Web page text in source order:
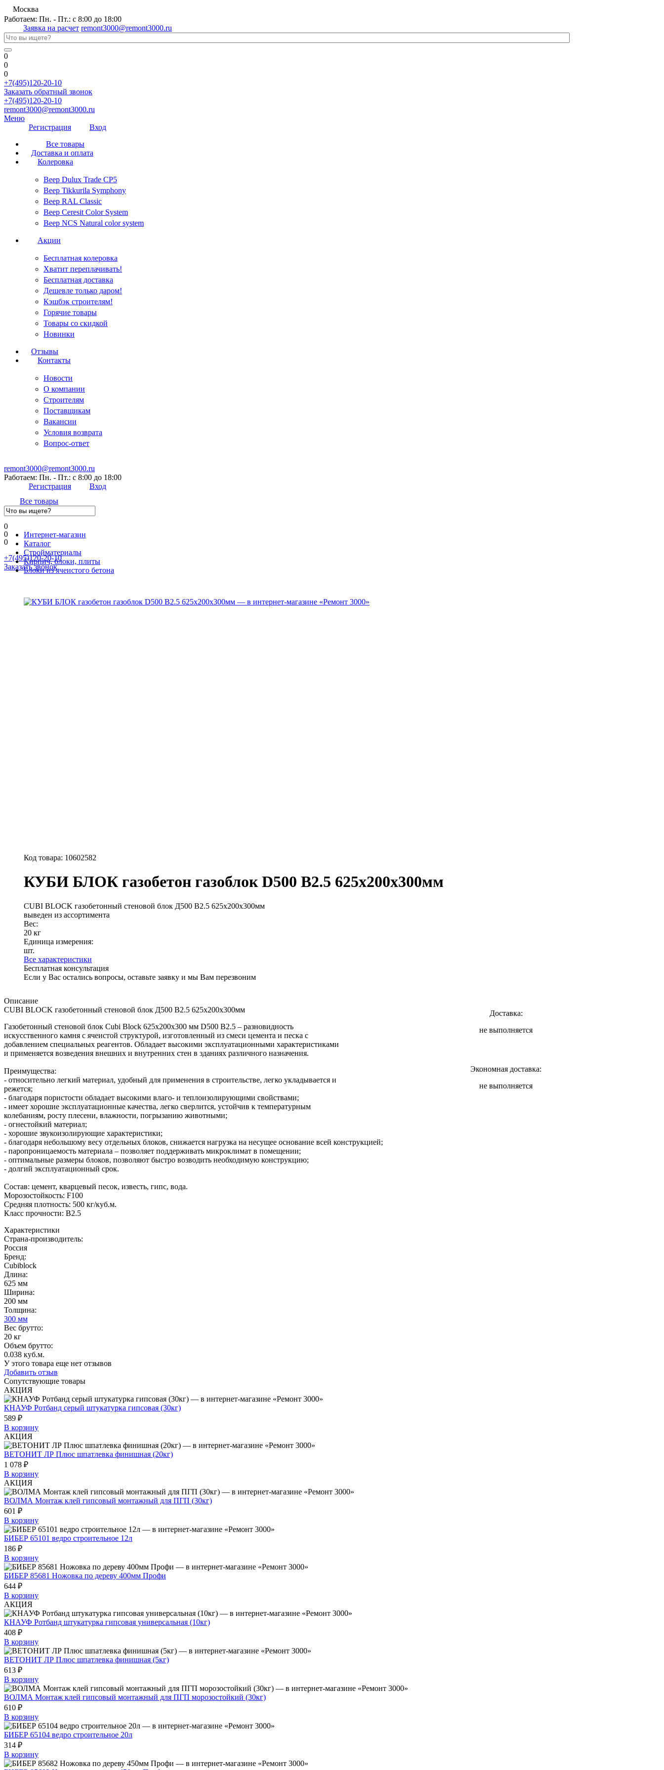
Москва
Работаем: Пн. - Пт.: с 8:00 до 18:00
Заявка на расчет remont3000@remont3000.ru
0
0
0
+7(495)120-20-10
Заказать обратный звонок
+7(495)120-20-10
remont3000@remont3000.ru
Меню
Регистрация
Вход
Все товары
Доставка и оплата
Колеровка
Веер Dulux Trade CP5
Веер Tikkurila Symphony
Веер RAL Classic
Веер Ceresit Color System
Веер NCS Natural color system
Акции
Бесплатная колеровка
Хватит переплачивать!
Бесплатная доставка
Дешевле только даром!
Кэшбэк строителям!
Горячие товары
Товары со скидкой
Новинки
Отзывы
Контакты
Новости
О компании
Строителям
Поставщикам
Вакансии
Условия возврата
Вопрос-ответ
remont3000@remont3000.ru
Работаем: Пн. - Пт.: с 8:00 до 18:00
Регистрация
Вход
Все товары
0
0
0
+7(495)120-20-10
Заказать звонок
Интернет-магазин
Каталог
Стройматериалы
Кирпич, блоки, плиты
Блоки из ячеистого бетона
Код товара: 10602582
КУБИ БЛОК газобетон газоблок D500 B2.5 625х200х300мм
CUBI BLOCK газобетонный стеновой блок Д500 B2.5 625х200х300мм
выведен из ассортимента
Вес:
20 кг
Единица измерения:
шт.
Все характеристики
Бесплатная консультация
Если у Вас остались вопросы, оставьте заявку и мы Вам перезвоним
Доставка:
не выполняется
Экономная доставка:
не выполняется
Описание
CUBI BLOCK газобетонный стеновой блок Д500 B2.5 625х200х300мм
Газобетонный стеновой блок Cubi Block 625х200х300 мм D500 B2.5 – разновидность
искусственного камня с ячеистой структурой, изготовленный из смеси цемента и песка с
добавлением специальных реагентов. Обладает высокими эксплуатационными характеристиками
и применяется возведения внешних и внутренних стен в зданиях различного назначения.
Преимущества:
- относительно легкий материал, удобный для применения в строительстве, легко укладывается и
режется;
- благодаря пористости обладает высокими влаго- и теплоизолирующими свойствами;
- имеет хорошие эксплуатационные качества, легко сверлится, устойчив к температурным
колебаниям, росту плесени, влажности, погрызанию животными;
- огнестойкий материал;
- хорошие звукоизолирующие характеристики;
- благодаря небольшому весу отдельных блоков, снижается нагрузка на несущее основание всей конструкцией;
- паропроницаемость материала – позволяет поддерживать микроклимат в помещении;
- оптимальные размеры блоков, позволяют быстро возводить необходимую конструкцию;
- долгий эксплуатационный срок.
Состав: цемент, кварцевый песок, известь, гипс, вода.
Морозостойкость: F100
Средняя плотность: 500 кг/куб.м.
Класс прочности: B2.5
Характеристики
Страна-производитель:
Россия
Бренд:
Cubiblock
Длина:
625 мм
Ширина:
200 мм
Толщина:
300 мм
Вес брутто:
20 кг
Объем брутто:
0.038 куб.м.
У этого товара еще нет отзывов
Добавить отзыв
Сопутствующие товары
АКЦИЯ
КНАУФ Ротбанд серый штукатурка гипсовая (30кг)
589 ₽
В корзину
АКЦИЯ
ВЕТОНИТ ЛР Плюс шпатлевка финишная (20кг)
1 078 ₽
В корзину
АКЦИЯ
ВОЛМА Монтаж клей гипсовый монтажный для ПГП (30кг)
601 ₽
В корзину
БИБЕР 65101 ведро строительное 12л
186 ₽
В корзину
БИБЕР 85681 Ножовка по дереву 400мм Профи
644 ₽
В корзину
АКЦИЯ
КНАУФ Ротбанд штукатурка гипсовая универсальная (10кг)
408 ₽
В корзину
ВЕТОНИТ ЛР Плюс шпатлевка финишная (5кг)
613 ₽
В корзину
ВОЛМА Монтаж клей гипсовый монтажный для ПГП морозостойкий (30кг)
610 ₽
В корзину
БИБЕР 65104 ведро строительное 20л
314 ₽
В корзину